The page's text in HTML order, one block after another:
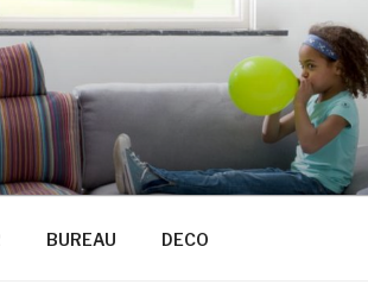
BUREAU DECO